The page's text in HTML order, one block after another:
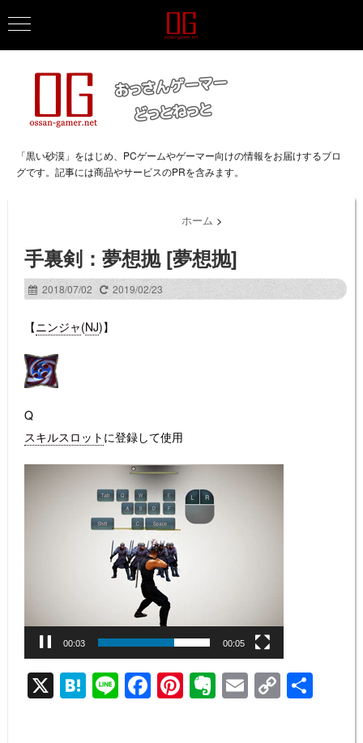
「黒い砂漠」をはじめ、PCゲームやゲーマー向けの情報をお届けするブロ
グです。記事には商品やサービスのPRを含みます。
ホーム >
手裏剣：夢想抛 [夢想抛]
2018/07/02 2019/02/23
【ニンジャ(NJ)】
Q
スキルスロット に登録して使用
00:04 00:05
X H
at
Li
n
F
a
Pi
nt
E
v
E
m
C
o